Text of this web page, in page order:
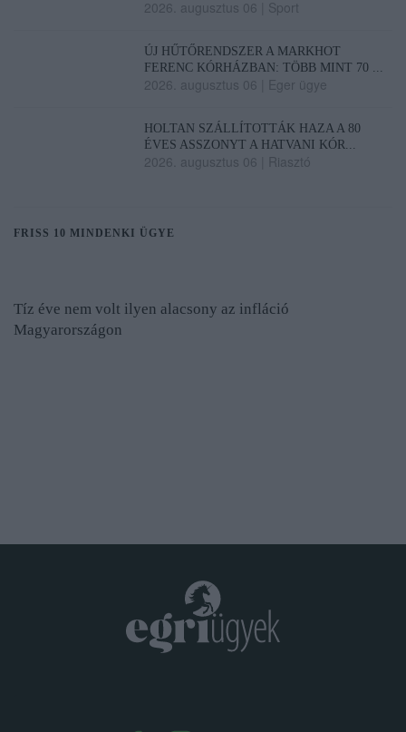
2026. augusztus 06 Sport
ÚJ HŰTŐRENDSZER A MARKHOT
FERENC KÓRHÁZBAN: TÖBB MINT 70 ...
2026. augusztus 06 Eger ügye
HOLTAN SZÁLLÍTOTTÁK HAZA A 80
ÉVES ASSZONYT A HATVANI KÓR...
2026. augusztus 06 Riasztó
FRISS 10 MINDENKI ÜGYE
Tíz éve nem volt ilyen alacsony az infláció
Magyarországon